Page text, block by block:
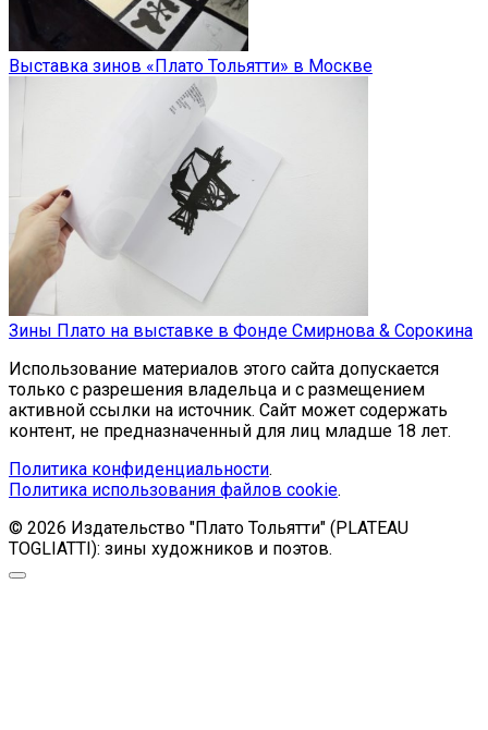
Выставка зинов «Плато Тольятти» в Москве
Зины Плато на выставке в Фонде Смирнова & Сорокина
Использование материалов этого сайта допускается
только с разрешения владельца и с размещением
активной ссылки на источник. Сайт может содержать
контент, не предназначенный для лиц младше 18 лет.
Политика конфиденциальности.
Политика использования файлов cookie.
© 2026 Издательство "Плато Тольятти" (PLATEAU
TOGLIATTI): зины художников и поэтов.